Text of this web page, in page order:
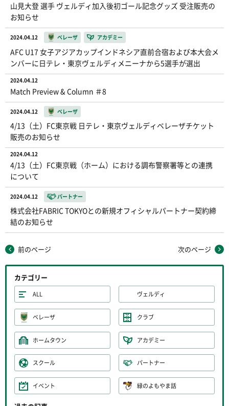
山見大登 選手 ヴェルディ加入後初ゴール記念グッズ 受注販売の
お知らせ
2024.04.12 ベレーザ アカデミー
AFC U17 女子アジアカップインドネシア直前合宿および本大会メ
ンバーに日テレ・東京ヴェルディメニーナから5選手が選出
2024.04.12
Match Preview & Column ＃8
2024.04.12 ベレーザ
4/13（土）FC東京戦 日テレ・東京ヴェルディベレーザチケット
販売のお知らせ
2024.04.12
4/13（土）FC東京戦（ホーム）における調布警察署等との連携
について
2024.04.12 パートナー
株式会社FABRIC TOKYOとの新規オフィシャルパートナー契約締
結のお知らせ
前のページ 次のページ
カテゴリー
ALL ヴェルディ
ベレーザ クラブ
ホームタウン アカデミー
スクール パートナー
イベント 緑のよもやま話